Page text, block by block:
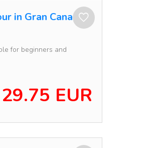
in Gran Canaria
for beginners and
29.75 EUR